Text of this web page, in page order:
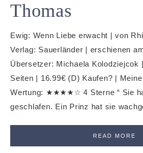
Thomas
Ewig: Wenn Liebe erwacht | von
Verlag: Sauerländer | erschienen
Übersetzer: Michaela Kolodziejcok
Seiten | 16.99€ (D) Kaufen? | Meine
Wertung: ★★★★☆ 4 Sterne “ Sie
geschlafen. Ein Prinz hat sie
READ MORE